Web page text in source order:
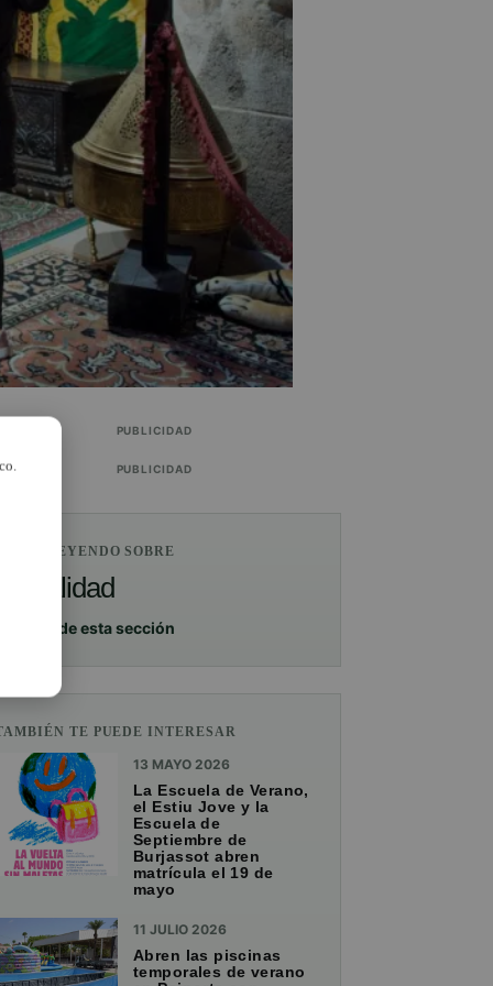
PUBLICIDAD
PUBLICIDAD
ESTÁS LEYENDO SOBRE
Actualidad
Ver más de esta sección
TE PUEDE INTERESAR
13 MAYO 2026
La Escuela de Verano,
el Estiu Jove y la
Escuela de
Septiembre de
Burjassot abren
matrícula el 19 de
mayo
11 JULIO 2026
Abren las piscinas
temporales de verano